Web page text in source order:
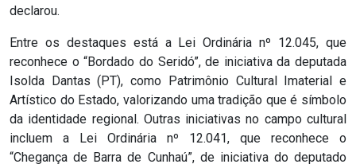
Blog
BRASIL
CÂMARA
declarou.
Entre os destaques está a Lei Ordinária nº 12.045, que
reconhece o “Bordado do Seridó”, de iniciativa da deputada
Isolda Dantas (PT), como Patrimônio Cultural Imaterial e
Artístico do Estado, valorizando uma tradição que é símbolo
da identidade regional. Outras iniciativas no campo cultural
incluem a Lei Ordinária nº 12.041, que reconhece o
“Chegança de Barra de Cunhaú”, de iniciativa do deputado